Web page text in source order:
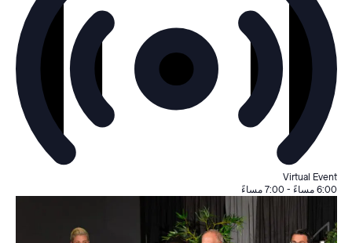
Virtual Event
6:00 مساءً
-7:00 مساءً